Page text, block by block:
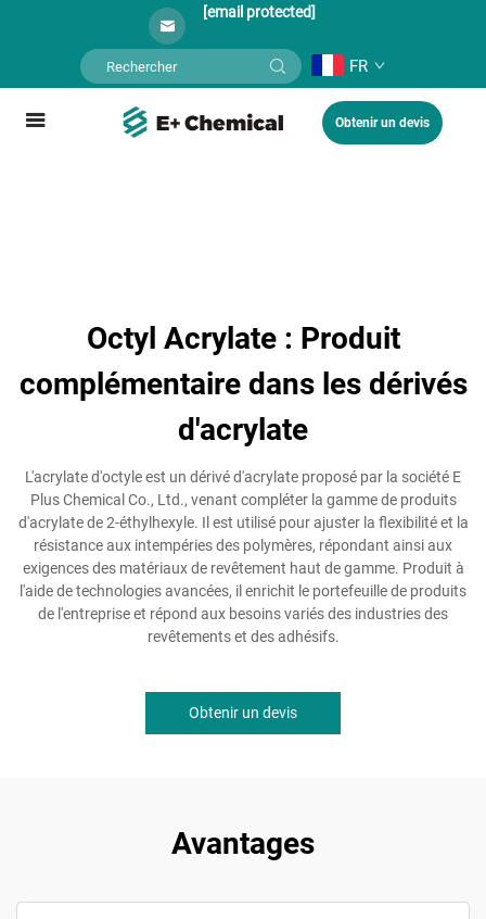
[email protected]
FR
Obtenir un devis
Octyl Acrylate : Produit
complémentaire dans les dérivés
d'acrylate
L'acrylate d'octyle est un dérivé d'acrylate proposé par la société E
Plus Chemical Co., Ltd., venant compléter la gamme de produits
d'acrylate de 2-éthylhexyle. Il est utilisé pour ajuster la flexibilité et la
résistance aux intempéries des polymères, répondant ainsi aux
exigences des matériaux de revêtement haut de gamme. Produit à
l'aide de technologies avancées, il enrichit le portefeuille de produits
de l'entreprise et répond aux besoins variés des industries des
revêtements et des adhésifs.
Obtenir un devis
Avantages